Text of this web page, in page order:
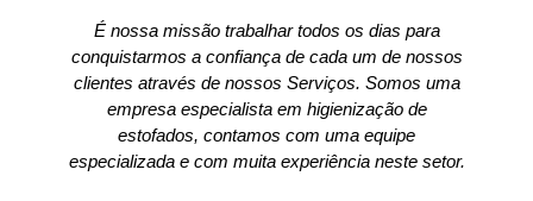
É nossa missão trabalhar todos os dias para
conquistarmos a confiança de cada um de nossos
clientes através de nossos Serviços. Somos uma
empresa especialista em higienização de
estofados, contamos com uma equipe
especializada e com muita experiência neste setor.